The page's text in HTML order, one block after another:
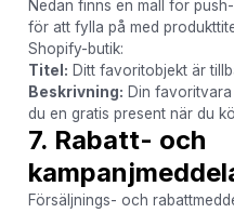
Nedan finns en mall för
för att fylla på med
Shopify-butik:
Titel: Ditt favoritobjekt är
Beskrivning: Din
du en gratis present när du
7. Rabatt- och
Försäljnings- och